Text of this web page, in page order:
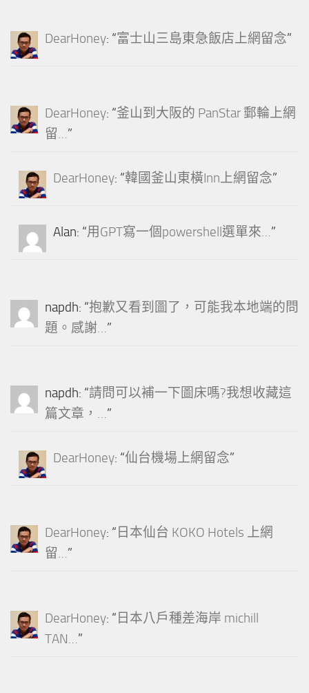
DearHoney: “富士山三島東急飯店上網留念”
DearHoney: “釜山到大阪的 PanStar 郵輪上網
留…”
DearHoney: “韓國釜山東橫Inn上網留念”
Alan: “用GPT寫一個powershell選單來…”
napdh: “抱歉又看到圖了，可能我本地端的問
題。感謝…”
napdh: “請問可以補一下圖床嗎?我想收藏這
篇文章，…”
DearHoney: “仙台機場上網留念”
DearHoney: “ 日本仙台 KOKO Hotels 上網
留…”
DearHoney: “ 日本八戶種差海岸 michill
TAN…”